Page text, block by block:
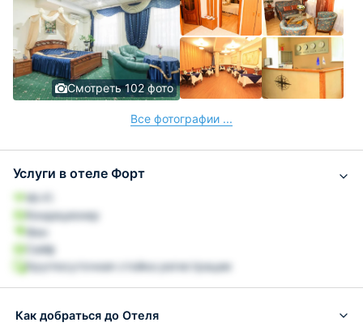
Смотреть 102 фото
Все фотографии ...
Услуги в отеле Форт
Wi-Fi
Кондиционер
Фен
Сейф
Круглосуточная стойка регистрации
Как добраться до Отеля